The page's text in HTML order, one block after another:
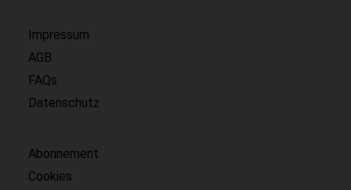
Impressum
AGB
FAQs
Datenschutz
Abonnement
Cookies